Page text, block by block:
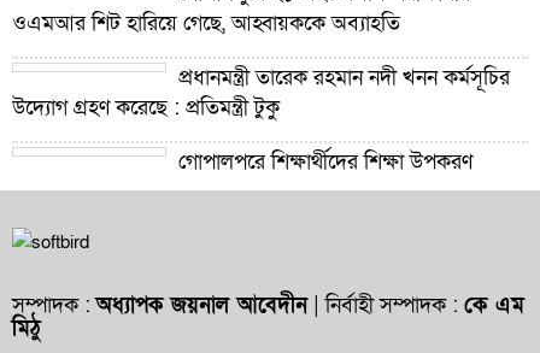
ওএমআর শিট হারিয়ে গেছে, আহ্বায়ককে অব্যাহতি
প্রধানমন্ত্রী তারেক রহমান নদী খনন কর্মসূচির
উদ্যোগ গ্রহণ করেছে : প্রতিমন্ত্রী টুকু
গোপালপুরে শিক্ষার্থীদের শিক্ষা উপকরণ
বিতরণ ও শ্রেষ্ঠ প্রধান শিক্ষকদের সংবর্ধনা
সম্পাদক :অধ্যাপক জয়নাল আবেদীন| নির্বাহী সম্পাদক : কে এম
মিঠু